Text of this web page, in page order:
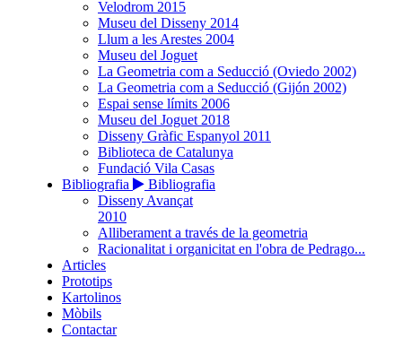
Velodrom 2015
Museu del Disseny 2014
Llum a les Arestes 2004
Museu del Joguet
La Geometria com a Seducció (Oviedo 2002)
La Geometria com a Seducció (Gijón 2002)
Espai sense límits 2006
Museu del Joguet 2018
Disseny Gràfic Espanyol 2011
Biblioteca de Catalunya
Fundació Vila Casas
Bibliografia
Bibliografia
Disseny Avançat
2010
Alliberament a través de la geometria
Racionalitat i organicitat en l'obra de Pedrago...
Articles
Prototips
Kartolinos
Mòbils
Contactar